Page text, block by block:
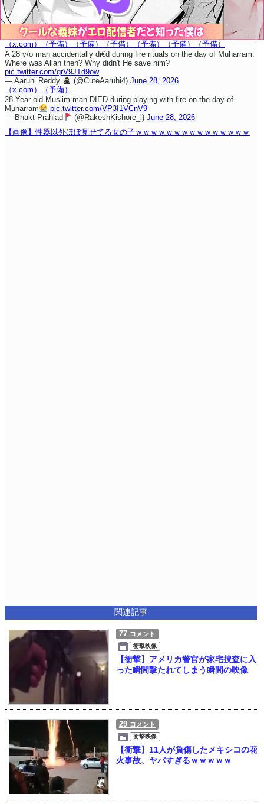
（x.com） （予備） （予備） （予備） （予備） （予備）
（予備）
A 28 y/o man accidentally di€d during fire rituals on the day of Muharram.
Where was Allah then? Why didn't He save him?
pic.twitter.com/qrV9JTd9ow
— Aaruhi Reddy
(@CuteAaruhi4) June 28, 2026
（x.com）
（予備）
28 Year old Muslim man DIED during playing with fire on the day of
Muharram
pic.twitter.com/VP3I1VCnV9
— Bhakt Prahlad
(@RakeshKishore_l) June 28, 2026
【画像】性器以外ほぼ見せてる女の子ｗｗｗｗｗｗｗｗｗｗｗｗｗｗｗ
関連記事
77 コメント
衝撃映像
【衝撃】アメリカ警官が家宅捜査に入
った瞬間撃たれてしまう瞬間の映像
29 コメント
衝撃映像
【衝撃】11人が負傷したメキシコの花
火事故、ヤバすぎるｗｗｗｗｗ